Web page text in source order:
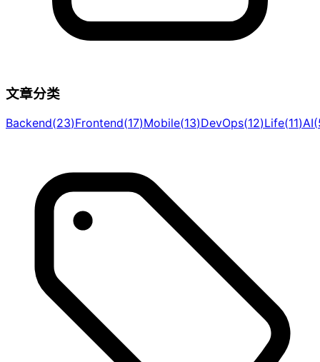
文章分类
Backend(23)Frontend(17)Mobile(13)DevOps(12)Life(11)AI(